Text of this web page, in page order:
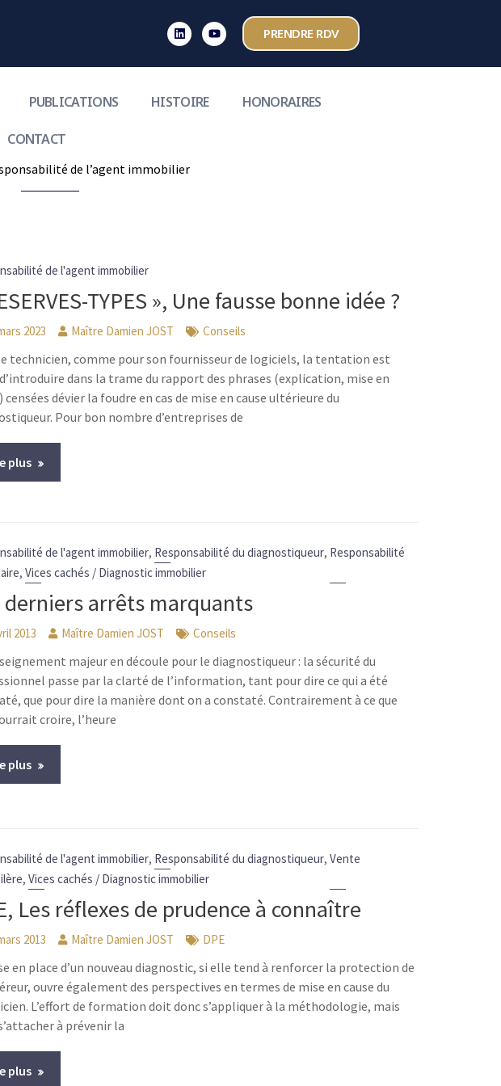
PRENDRE RDV
PUBLICATIONS HISTOIRE HONORAIRES
CONTACT
de l’agent immobilier
l’agent immobilier
de l'agent immobilier
TYPES », Une fausse bonne idée ?
2023 Maître Damien JOST Conseils
technicien, comme pour son fournisseur de logiciels, la tentation est
dans la trame du rapport des phrases (explication, mise en
censées dévier la foudre en cas de mise en cause ultérieure du
Pour bon nombre d’entreprises de
plus
de l'agent immobilier, Responsabilité du diagnostiqueur, Responsabilité
, Vices cachés / Diagnostic immobilier
derniers arrêts marquants
2013 Maître Damien JOST Conseils
majeur en découle pour le diagnostiqueur : la sécurité du
passe par la clarté de l’information, tant pour dire ce qui a été
que pour dire la manière dont on a constaté. Contrairement à ce que
croire, l’heure
plus
de l'agent immobilier, Responsabilité du diagnostiqueur, Vente
, Vices cachés / Diagnostic immobilier
Les réflexes de prudence à connaître
2013 Maître Damien JOST DPE
en place d’un nouveau diagnostic, si elle tend à renforcer la protection de
ouvre également des perspectives en termes de mise en cause du
L’effort de formation doit donc s’appliquer à la méthodologie, mais
à prévenir la
plus